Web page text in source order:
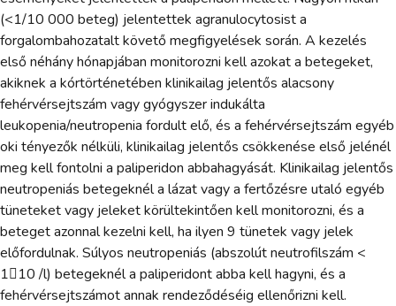
(<1/10 000 beteg) jelentettek agranulocytosist a
forgalombahozatalt követő megfigyelések során. A kezelés
első néhány hónapjában monitorozni kell azokat a betegeket,
akiknek a kórtörténetében klinikailag jelentős alacsony
fehérvérsejtszám vagy gyógyszer indukálta
leukopenia/neutropenia fordult elő, és a fehérvérsejtszám egyéb
oki tényezők nélküli, klinikailag jelentős csökkenése első jelénél
meg kell fontolni a paliperidon abbahagyását. Klinikailag jelentős
neutropeniás betegeknél a lázat vagy a fertőzésre utaló egyéb
tüneteket vagy jeleket körültekintően kell monitorozni, és a
beteget azonnal kezelni kell, ha ilyen 9 tünetek vagy jelek
előfordulnak. Súlyos neutropeniás (abszolút neutrofilszám <
110 /l) betegeknél a paliperidont abba kell hagyni, és a
fehérvérsejtszámot annak rendeződéséig ellenőrizni kell.